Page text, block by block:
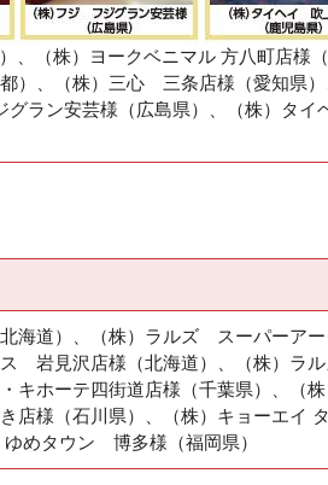
、（株）ヨークベニマル 方八町店様
）、（株）三心 三条店様（愛知県）
ラン安芸様（広島県）、（株）タイ
海道）、（株）ラルズ スーパーア
岩見沢店様（北海道）、（株）ラ
ホーテ四街道店様（千葉県）、（株
様（石川県）、（株）キョーエイ
めタウン 博多様（福岡県）